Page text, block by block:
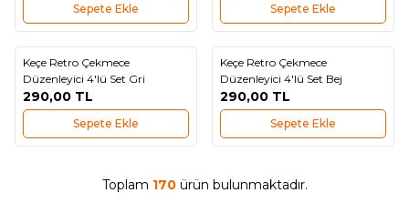
Sepete Ekle Sepete Ekle
Yeni
Favorilere Ekle
Keçe Retro Çekmece
Düzenleyici 4'lü Set Gri
290,00 TL
Sepete Ekle
Yeni
Favorilere Ekle
Keçe Retro Çekmece
Düzenleyici 4'lü Set Bej
290,00 TL
Sepete Ekle
Toplam 170ürün bulunmaktadır.